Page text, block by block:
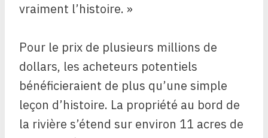
vraiment l’histoire. »
Pour le prix de plusieurs millions de
dollars, les acheteurs potentiels
bénéficieraient de plus qu’une simple
leçon d’histoire. La propriété au bord de
la rivière s’étend sur environ 11 acres de